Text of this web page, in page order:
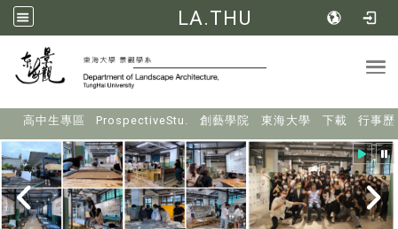
LA.THU
高中生專區 ProspectiveStu. 創藝學院 東海大學 下載 行事歷